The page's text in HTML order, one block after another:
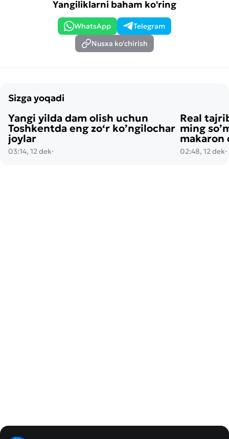
Yangiliklarni baham ko'ring
WhatsApp
Telegram
Nusxa ko'chirish
Sizga yoqadi
Yangi yilda dam olish uchun
Toshkentda eng zo‘r ko’ngilochar
joylar
03:14, 12 dek·
Real
ming
makaron
02:48, 12 dek·